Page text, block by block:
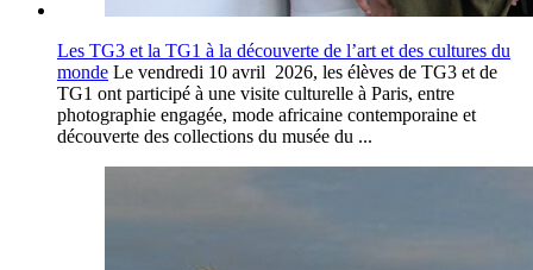
Les TG3 et la TG1 à la découverte de l’art et des cultures du
monde Le vendredi 10 avril 2026, les élèves de TG3 et de
TG1 ont participé à une visite culturelle à Paris, entre
photographie engagée, mode africaine contemporaine et
découverte des collections du musée du ...